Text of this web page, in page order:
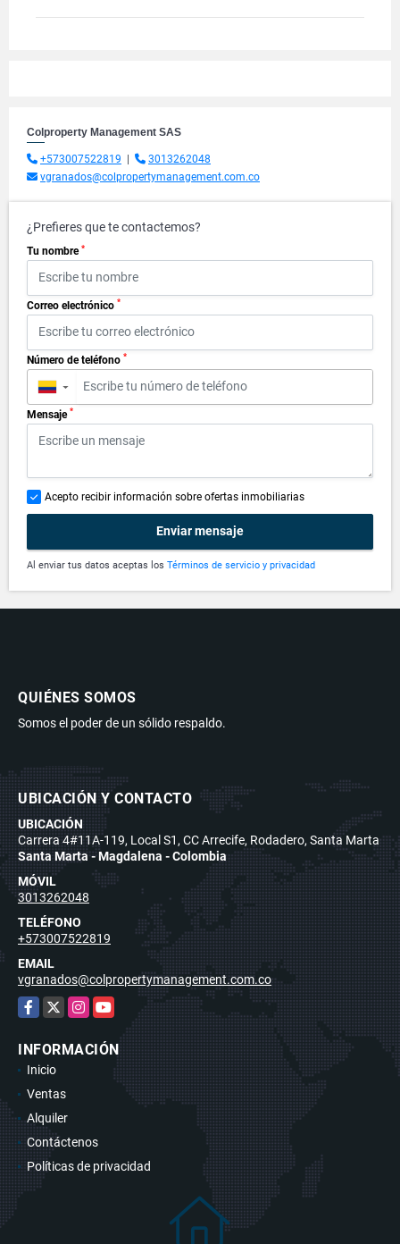
Colproperty Management SAS
+573007522819
3013262048
vgranados@colpropertymanagement.com.co
¿Prefieres que te contactemos?
Tu nombre *
Correo electrónico *
Número de teléfono *
▼
Mensaje *
Acepto recibir información sobre ofertas inmobiliarias
Enviar mensaje
Al enviar tus datos aceptas los Términos de servicio y privacidad
QUIÉNES SOMOS
Somos el poder de un sólido respaldo.
UBICACIÓN Y CONTACTO
UBICACIÓN
Carrera 4#11A-119, Local S1, CC Arrecife, Rodadero, Santa Marta
Santa Marta - Magdalena - Colombia
MÓVIL
3013262048
TELÉFONO
+573007522819
EMAIL
vgranados@colpropertymanagement.com.co
Facebook
X Instagram
YouTube
INFORMACIÓN
Inicio
Ventas
Alquiler
Contáctenos
Políticas de privacidad